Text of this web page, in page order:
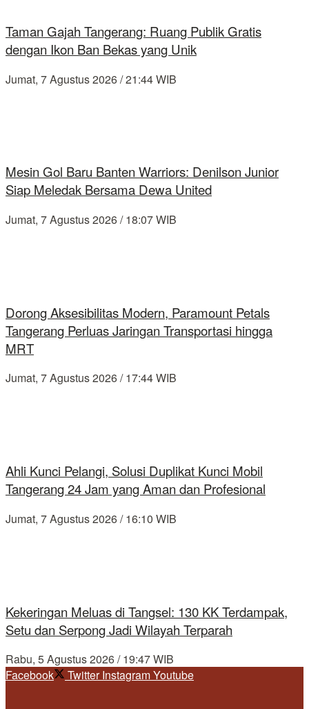
Taman Gajah Tangerang: Ruang Publik Gratis
dengan Ikon Ban Bekas yang Unik
Jumat, 7 Agustus 2026 / 21:44 WIB
Mesin Gol Baru Banten Warriors: Denilson Junior
Siap Meledak Bersama Dewa United
Jumat, 7 Agustus 2026 / 18:07 WIB
Dorong Aksesibilitas Modern, Paramount Petals
Tangerang Perluas Jaringan Transportasi hingga
MRT
Jumat, 7 Agustus 2026 / 17:44 WIB
Ahli Kunci Pelangi, Solusi Duplikat Kunci Mobil
Tangerang 24 Jam yang Aman dan Profesional
Jumat, 7 Agustus 2026 / 16:10 WIB
Kekeringan Meluas di Tangsel: 130 KK Terdampak,
Setu dan Serpong Jadi Wilayah Terparah
Rabu, 5 Agustus 2026 / 19:47 WIB
Facebook
Twitter InstagramYoutube